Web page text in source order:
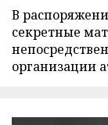
В
секретные
организации